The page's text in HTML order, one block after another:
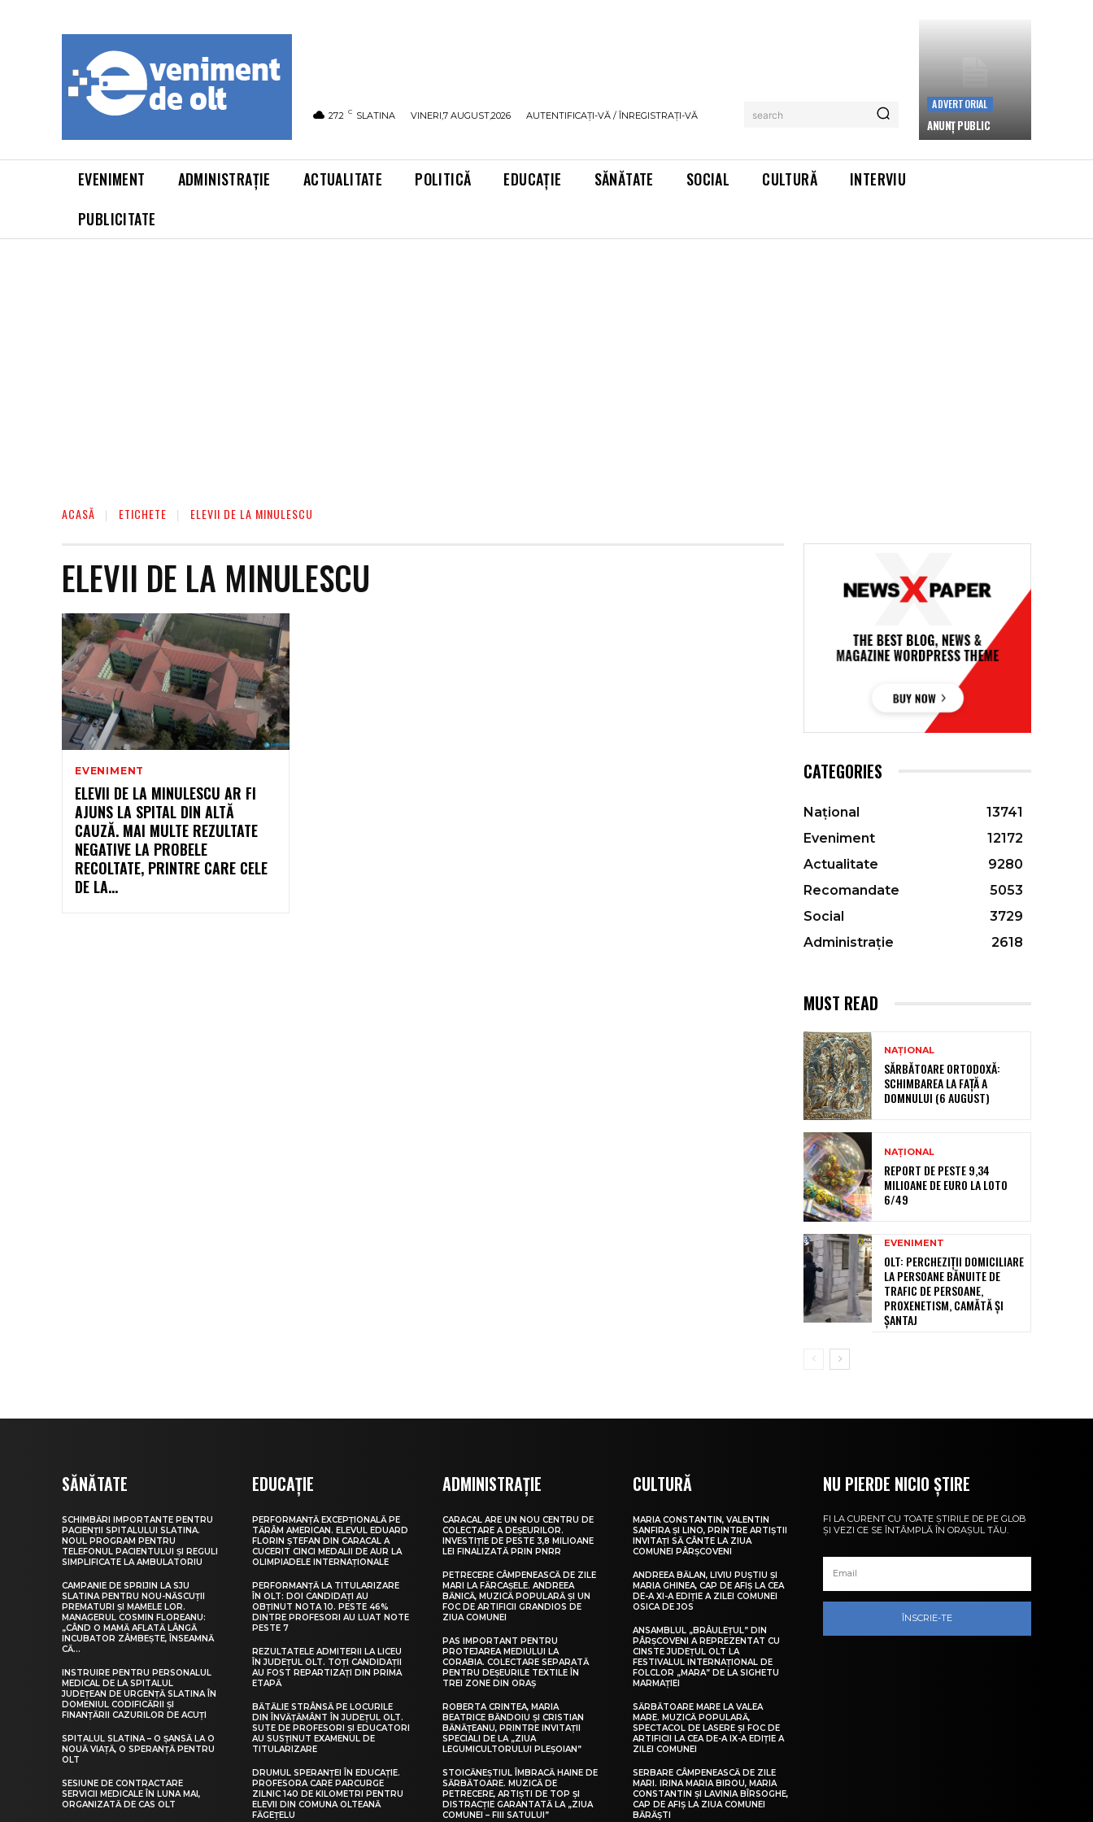
27.2 C SLATINA VINERI,7 AUGUST,2026 AUTENTIFICAȚI-VĂ / ÎNREGISTRAȚI-VĂ search
ADVERTORIAL
ANUNȚ PUBLIC
EVENIMENT ADMINISTRAȚIE ACTUALITATE POLITICĂ EDUCAȚIE SĂNĂTATE SOCIAL CULTURĂ
INTERVIU
PUBLICITATE
ACASĂ ETICHETE ELEVII DE LA MINULESCU
ELEVII DE LA MINULESCU
EVENIMENT
ELEVII DE LA MINULESCU AR FI
AJUNS LA SPITAL DIN ALTĂ
CAUZĂ. MAI MULTE REZULTATE
NEGATIVE LA PROBELE
RECOLTATE, PRINTRE CARE CELE
DE LA...
CATEGORIES
Național
13741
Eveniment
12172
Actualitate
9280
Recomandate
5053
Social
3729
Administrație
2618
MUST READ
NAȚIONAL
SĂRBĂTOARE ORTODOXĂ:
SCHIMBAREA LA FAȚĂ A
DOMNULUI (6 AUGUST)
NAȚIONAL
REPORT DE PESTE 9,34
MILIOANE DE EURO LA LOTO
6/49
EVENIMENT
OLT: PERCHEZIŢII DOMICILIARE
LA PERSOANE BĂNUITE DE
TRAFIC DE PERSOANE,
PROXENETISM, CAMĂTĂ ŞI
ŞANTAJ
SĂNĂTATE
SCHIMBĂRI IMPORTANTE PENTRU
PACIENȚII SPITALULUI SLATINA.
NOUL PROGRAM PENTRU
TELEFONUL PACIENTULUI ȘI REGULI
SIMPLIFICATE LA AMBULATORIU
CAMPANIE DE SPRIJIN LA SJU
SLATINA PENTRU NOU-NĂSCUȚII
PREMATURI ȘI MAMELE LOR.
MANAGERUL COSMIN FLOREANU:
„CÂND O MAMĂ AFLATĂ LÂNGĂ
INCUBATOR ZÂMBEȘTE, ÎNSEAMNĂ
CĂ...
INSTRUIRE PENTRU PERSONALUL
MEDICAL DE LA SPITALUL
JUDEȚEAN DE URGENȚĂ SLATINA ÎN
DOMENIUL CODIFICĂRII ȘI
FINANȚĂRII CAZURILOR DE ACUȚI
SPITALUL SLATINA – O ȘANSĂ LA O
NOUĂ VIAȚĂ, O SPERANȚĂ PENTRU
OLT
SESIUNE DE CONTRACTARE
SERVICII MEDICALE ÎN LUNA MAI,
ORGANIZATĂ DE CAS OLT
EDUCAȚIE
PERFORMANȚĂ EXCEPȚIONALĂ PE
TĂRÂM AMERICAN. ELEVUL EDUARD
FLORIN ȘTEFAN DIN CARACAL A
CUCERIT CINCI MEDALII DE AUR LA
OLIMPIADELE INTERNAȚIONALE
PERFORMANȚĂ LA TITULARIZARE
ÎN OLT: DOI CANDIDAȚI AU
OBȚINUT NOTA 10. PESTE 46%
DINTRE PROFESORI AU LUAT NOTE
PESTE 7
REZULTATELE ADMITERII LA LICEU
ÎN JUDEȚUL OLT. TOȚI CANDIDAȚII
AU FOST REPARTIZAȚI DIN PRIMA
ETAPĂ
BĂTĂLIE STRÂNSĂ PE LOCURILE
DIN ÎNVĂȚĂMÂNT ÎN JUDEȚUL OLT.
SUTE DE PROFESORI ȘI EDUCATORI
AU SUSȚINUT EXAMENUL DE
TITULARIZARE
DRUMUL SPERANȚEI ÎN EDUCAȚIE.
PROFESORA CARE PARCURGE
ZILNIC 140 DE KILOMETRI PENTRU
ELEVII DIN COMUNA OLTEANĂ
FĂGEȚELU
ADMINISTRAȚIE
CARACAL ARE UN NOU CENTRU DE
COLECTARE A DEȘEURILOR.
INVESTIȚIE DE PESTE 3,8 MILIOANE
LEI FINALIZATĂ PRIN PNRR
PETRECERE CÂMPENEASCĂ DE ZILE
MARI LA FĂRCAȘELE. ANDREEA
BĂNICĂ, MUZICĂ POPULARĂ ȘI UN
FOC DE ARTIFICII GRANDIOS DE
ZIUA COMUNEI
PAS IMPORTANT PENTRU
PROTEJAREA MEDIULUI LA
CORABIA. COLECTARE SEPARATĂ
PENTRU DEȘEURILE TEXTILE ÎN
TREI ZONE DIN ORAȘ
ROBERTA CRINTEA, MARIA
BEATRICE BĂNDOIU ȘI CRISTIAN
BĂNĂȚEANU, PRINTRE INVITAȚII
SPECIALI DE LA „ZIUA
LEGUMICULTORULUI PLEȘOIAN”
STOICĂNEȘTIUL ÎMBRACĂ HAINE DE
SĂRBĂTOARE. MUZICĂ DE
PETRECERE, ARTIȘTI DE TOP ȘI
DISTRACȚIE GARANTATĂ LA „ZIUA
COMUNEI – FIII SATULUI”
CULTURĂ
MARIA CONSTANTIN, VALENTIN
SANFIRA ȘI LINO, PRINTRE ARTIȘTII
INVITAȚI SĂ CÂNTE LA ZIUA
COMUNEI PÂRȘCOVENI
ANDREEA BĂLAN, LIVIU PUȘTIU ȘI
MARIA GHINEA, CAP DE AFIȘ LA CEA
DE-A XI-A EDIȚIE A ZILEI COMUNEI
OSICA DE JOS
ANSAMBLUL „BRÂULEȚUL” DIN
PÂRȘCOVENI A REPREZENTAT CU
CINSTE JUDEȚUL OLT LA
FESTIVALUL INTERNAȚIONAL DE
FOLCLOR „MARA” DE LA SIGHETU
MARMAȚIEI
SĂRBĂTOARE MARE LA VALEA
MARE. MUZICĂ POPULARĂ,
SPECTACOL DE LASERE ȘI FOC DE
ARTIFICII LA CEA DE-A IX-A EDIȚIE A
ZILEI COMUNEI
SERBARE CÂMPENEASCĂ DE ZILE
MARI. IRINA MARIA BIROU, MARIA
CONSTANTIN ȘI LAVINIA BÎRSOGHE,
CAP DE AFIȘ LA ZIUA COMUNEI
BĂRĂȘTI
NU PIERDE NICIO ȘTIRE
FI LA CURENT CU TOATE ȘTIRILE DE PE GLOB
ȘI VEZI CE SE ÎNTÂMPLĂ ÎN ORAȘUL TĂU.
ÎNSCRIE-TE